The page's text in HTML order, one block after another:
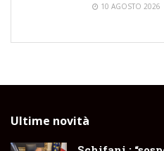
10 AGOSTO 2026
Ultime novità